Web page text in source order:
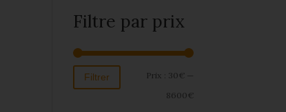
Filtre par prix
Filtrer Prix : 30€ —
8600€